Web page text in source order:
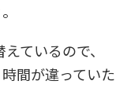
ているので、
間が違っていた